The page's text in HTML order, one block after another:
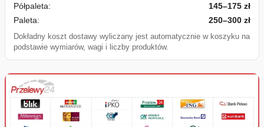
Półpaleta:
145–175 zł
Paleta:
250–300 zł
Dokładny koszt dostawy wyliczany jest automatycznie w koszyku na
podstawie wymiarów, wagi i liczby produktów.